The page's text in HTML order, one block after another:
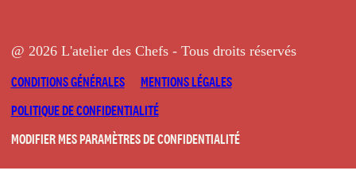
@ 2026 L'atelier des Chefs - Tous droits réservés
CONDITIONS GÉNÉRALES
MENTIONS LÉGALES
POLITIQUE DE CONFIDENTIALITÉ
MODIFIER MES PARAMÈTRES DE CONFIDENTIALITÉ